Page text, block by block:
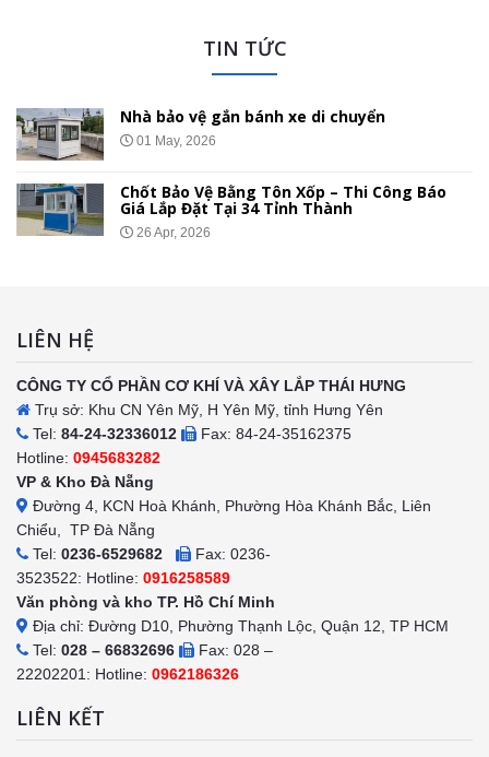
TIN TỨC
Nhà bảo vệ gắn bánh xe di chuyển
01 May, 2026
Chốt Bảo Vệ Bằng Tôn Xốp – Thi Công Báo
Giá Lắp Đặt Tại 34 Tỉnh Thành
26 Apr, 2026
LIÊN HỆ
CÔNG TY CỔ PHẦN CƠ KHÍ VÀ XÂY LẮP THÁI HƯNG
Trụ sở: Khu CN Yên Mỹ, H Yên Mỹ, tỉnh Hưng Yên
Tel: 84-24-32336012
Fax: 84-24-35162375
Hotline: 0945683282
VP & Kho Đà Nẵng
Đường 4, KCN Hoà Khánh, Phường Hòa Khánh Bắc, Liên
Chiểu, TP Đà Nẵng
Tel: 0236-6529682
Fax: 0236-
3523522: Hotline: 0916258589
Văn phòng và kho TP. Hồ Chí Minh
Địa chỉ: Đường D10, Phường Thạnh Lộc, Quận 12, TP HCM
Tel: 028 – 66832696
Fax: 028 –
22202201: Hotline: 0962186326
LIÊN KẾT